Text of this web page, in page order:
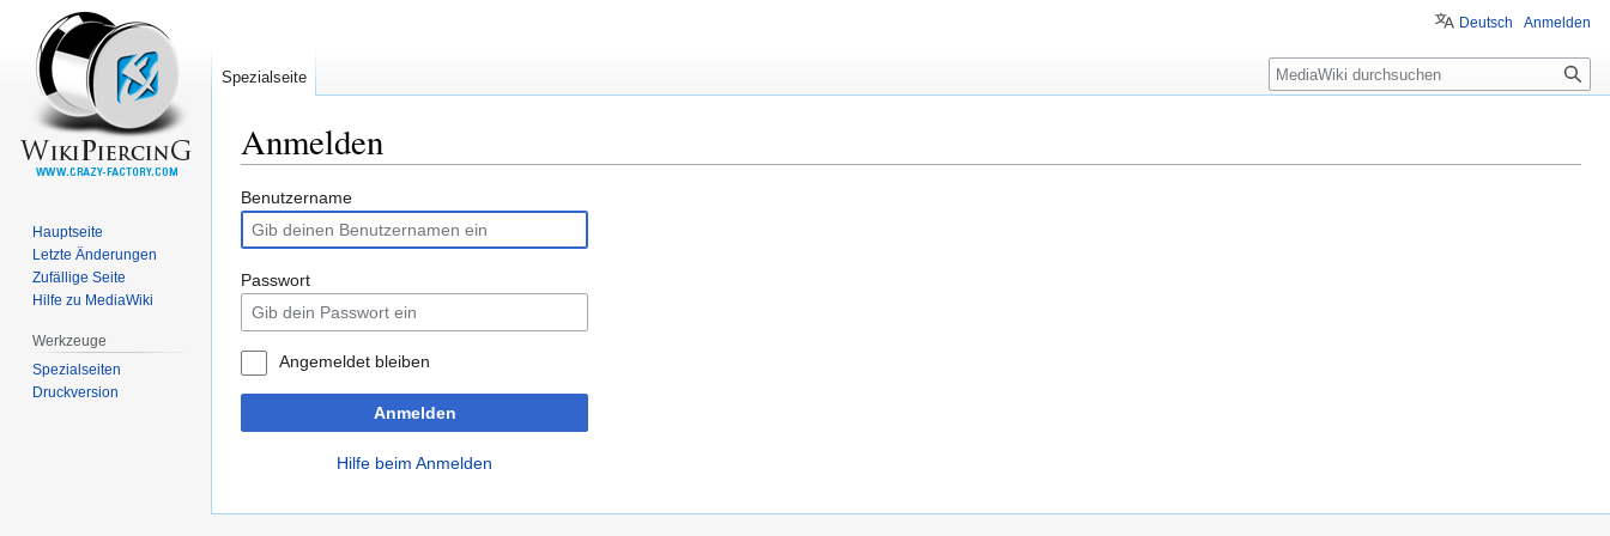
Anmelden
Zur
Navigation
springen
Zur
Suche
springen
Benutzername
Passwort
Angemeldet bleiben
Anmelden
Hilfe beim Anmelden
Deutsch Anmelden
Spezialseite Suche
Hauptseite
Letzte Änderungen
Zufällige Seite
Hilfe zu MediaWiki
Werkzeuge
Spezialseiten
Druckversion